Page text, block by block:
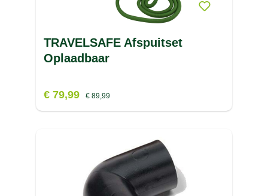
TRAVELSAFE Afspuitset
Oplaadbaar
€ 79,99 € 89,99